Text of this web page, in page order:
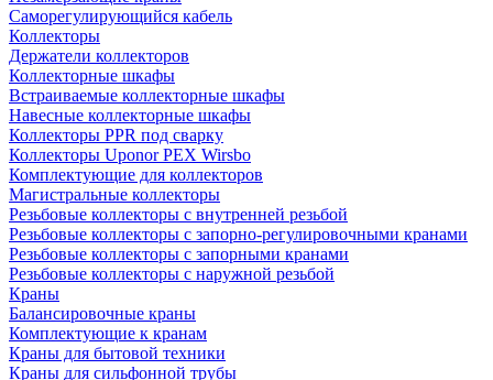
Саморегулирующийся кабель
Коллекторы
Держатели коллекторов
Коллекторные шкафы
Встраиваемые коллекторные шкафы
Навесные коллекторные шкафы
Коллекторы PPR под сварку
Коллекторы Uponor PEX Wirsbo
Комплектующие для коллекторов
Магистральные коллекторы
Резьбовые коллекторы с внутренней резьбой
Резьбовые коллекторы с запорно-регулировочными кранами
Резьбовые коллекторы с запорными кранами
Резьбовые коллекторы с наружной резьбой
Краны
Балансировочные краны
Комплектующие к кранам
Краны для бытовой техники
Краны для сильфонной трубы